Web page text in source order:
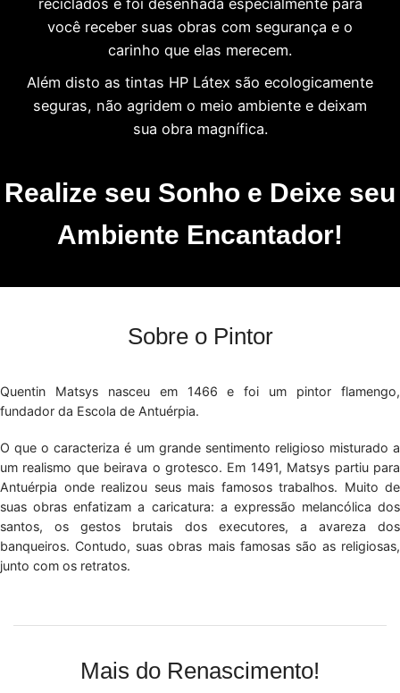
reciclados e foi desenhada especialmente para
você receber suas obras com segurança e o
carinho que elas merecem.
Além disto as tintas HP Látex são ecologicamente
seguras, não agridem o meio ambiente e deixam
sua obra magnífica.
Realize seu Sonho e Deixe seu
Ambiente Encantador!
Sobre o Pintor
Quentin Matsys nasceu em 1466 e foi um pintor flamengo,
fundador da Escola de Antuérpia.
O que o caracteriza é um grande sentimento religioso misturado a
um realismo que beirava o grotesco. Em 1491, Matsys partiu para
Antuérpia onde realizou seus mais famosos trabalhos. Muito de
suas obras enfatizam a caricatura: a expressão melancólica dos
santos, os gestos brutais dos executores, a avareza dos
banqueiros. Contudo, suas obras mais famosas são as religiosas,
junto com os retratos.
Mais do Renascimento!